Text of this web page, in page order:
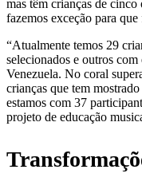
mas têm crianças de
fazemos exceção para
“Atualmente temos 29
selecionados e outros
Venezuela. No coral
crianças que tem
estamos com 37
projeto de educação